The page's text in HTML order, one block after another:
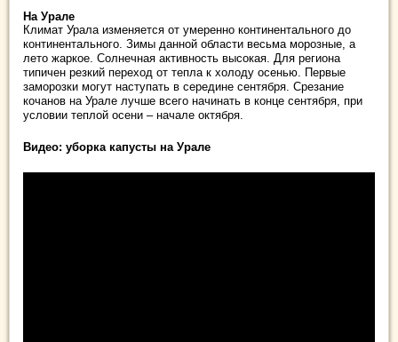
На Урале
Климат Урала изменяется от умеренно континентального до
континентального. Зимы данной области весьма морозные, а
лето жаркое. Солнечная активность высокая. Для региона
типичен резкий переход от тепла к холоду осенью. Первые
заморозки могут наступать в середине сентября. Срезание
кочанов на Урале лучше всего начинать в конце сентября, при
условии теплой осени – начале октября.
Видео: уборка капусты на Урале